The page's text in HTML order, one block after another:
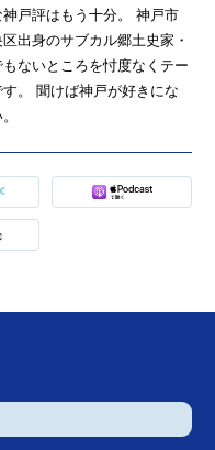
戸評はもう十分。 神戸市
出身のサブカル郷土史家・
ないところを忖度なくテー
。 聞けば神戸が好きにな